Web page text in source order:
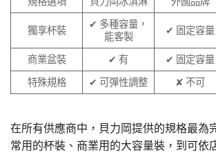
獨享杯裝
✔ 多種容量，
能客製
✔ 固定容量
商業盆裝 ✔ 有 ✔ 固定容量
特殊規格
✔ 可彈性調整 ✘ 不可
在所有供應商中，貝力岡提供的規格最為
常用的杯裝、商業用的大容量裝，到可依